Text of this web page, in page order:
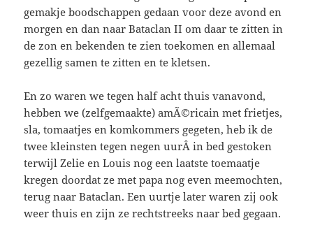
gemakje boodschappen gedaan voor deze avond en
morgen en dan naar Bataclan II om daar te zitten in
de zon en bekenden te zien toekomen en allemaal
gezellig samen te zitten en te kletsen.
En zo waren we tegen half acht thuis vanavond,
hebben we (zelfgemaakte) amÃ©ricain met frietjes,
sla, tomaatjes en komkommers gegeten, heb ik de
twee kleinsten tegen negen uurÂ in bed gestoken
terwijl Zelie en Louis nog een laatste toemaatje
kregen doordat ze met papa nog even meemochten,
terug naar Bataclan. Een uurtje later waren zij ook
weer thuis en zijn ze rechtstreeks naar bed gegaan.